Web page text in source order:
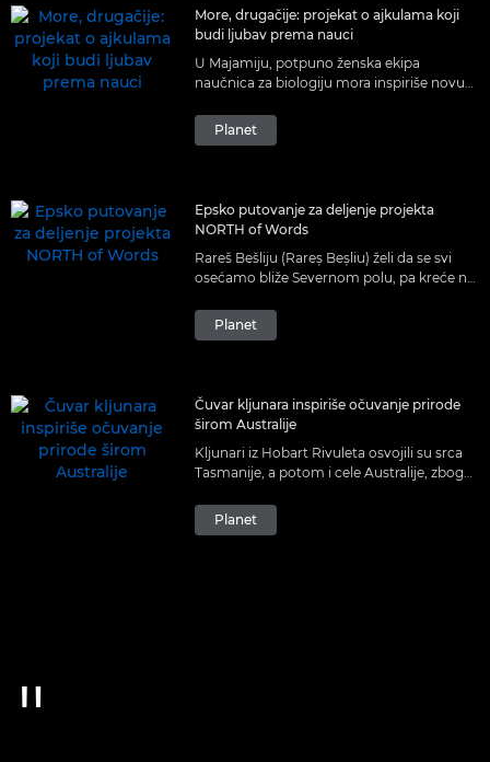
More, drugačije: projekat o ajkulama koji
budi ljubav prema nauci
U Majamiju, potpuno ženska ekipa
naučnica za biologiju mora inspiriše novu
dovodeći ih licem u lice sa ajkulama.
Planet
Epsko putovanje za deljenje projekta
NORTH of Words
Rareš Bešliju (Rareș Beșliu) želi da se svi
osećamo bliže Severnom polu, pa kreće na
vidimo Arktik kroz njegov objektiv.
Planet
Čuvar kljunara inspiriše očuvanje prirode
širom Australije
Kljunari iz Hobart Rivuleta osvojili su srca
Tasmanije, a potom i cele Australije, zbog
stipendiju Canon Community Grant.
Planet